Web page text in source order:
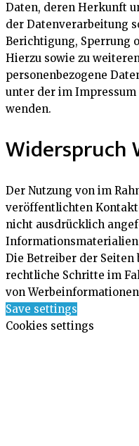
Daten, deren Herkunft
der Datenverarbeitung
Berichtigung, Sperrung
Hierzu sowie zu
personenbezogene
unter der im Impressum
wenden.
Widerspruch
Der Nutzung von im
veröffentlichten
nicht ausdrücklich
Die Betreiber der
rechtliche Schritte im
von
Save settings
Cookies settings